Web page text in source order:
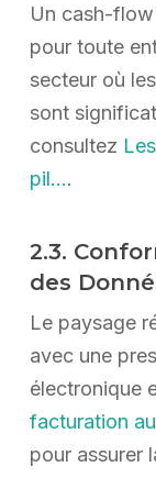
Un cash-
pour toute
secteur où
sont
consultez
pil….
2.3.
des
Le paysage
avec une
électronique
facturation
pour assurer